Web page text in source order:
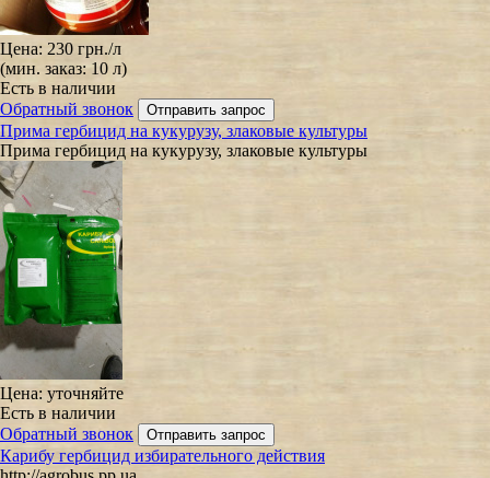
Цена: 230 грн./л
(мин. заказ: 10 л)
Есть в наличии
Обратный звонок
Прима гербицид на кукурузу, злаковые культуры
Прима гербицид на кукурузу, злаковые культуры
Цена: уточняйте
Есть в наличии
Обратный звонок
Карибу гербицид избирательного действия